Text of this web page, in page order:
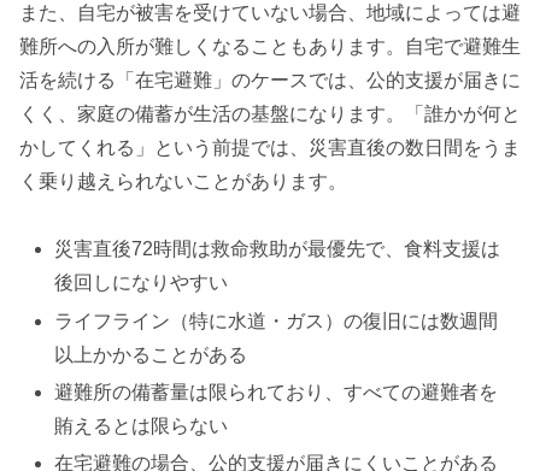
また、自宅が被害を受けていない場合、地域によっては避
難所への入所が難しくなることもあります。自宅で避難生
活を続ける「在宅避難」のケースでは、公的支援が届きに
くく、家庭の備蓄が生活の基盤になります。「誰かが何と
かしてくれる」という前提では、災害直後の数日間をうま
く乗り越えられないことがあります。
災害直後72時間は救命救助が最優先で、食料支援は
後回しになりやすい
ライフライン（特に水道・ガス）の復旧には数週間
以上かかることがある
避難所の備蓄量は限られており、すべての避難者を
賄えるとは限らない
在宅避難の場合、公的支援が届きにくいことがある